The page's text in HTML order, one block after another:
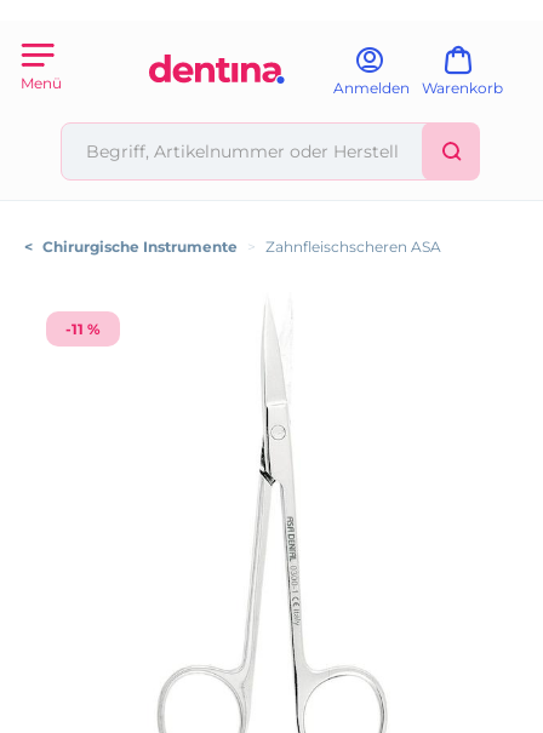
Menü Anmelden Warenkorb
< Chirurgische Instrumente > Zahnfleischscheren ASA
-11 %